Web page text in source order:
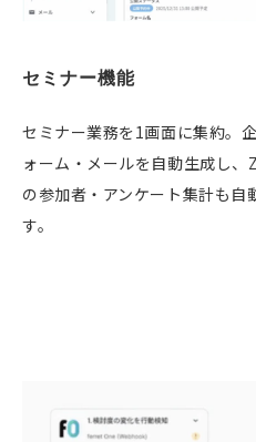
セミナー機能
セミナー業務を1画面に集約。
ォーム・メールを自動生成し
の参加者・アンケート集計も自
す。